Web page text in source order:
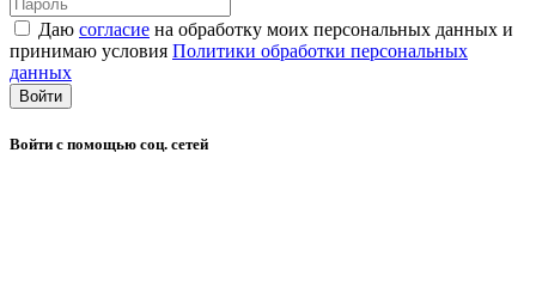
Даю согласие на обработку моих персональных данных и
принимаю условия Политики обработки персональных
данных
Войти
Войти с помощью соц. сетей